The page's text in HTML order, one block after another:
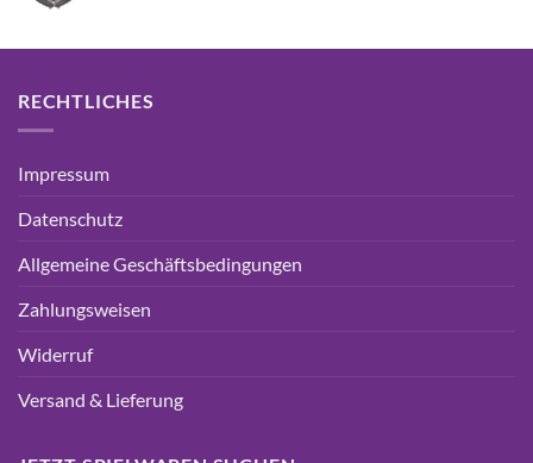
5,99€3,99€.
RECHTLICHES
Impressum
Datenschutz
Allgemeine Geschäftsbedingungen
Zahlungsweisen
Widerruf
Versand & Lieferung